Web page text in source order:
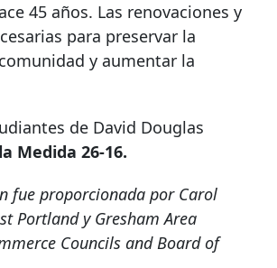
45 años. Las renovaciones y
para preservar la
y aumentar la
de David Douglas
Medida 26-16.
fue proporcionada por Carol
Portland y Gresham Area
Councils and Board of